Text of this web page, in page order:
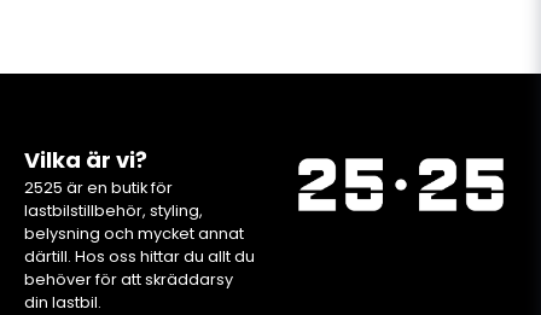
Vilka är vi?
2525 är en butik för
lastbilstillbehör, styling,
belysning och mycket annat
därtill. Hos oss hittar du allt du
behöver för att skräddarsy
din lastbil.